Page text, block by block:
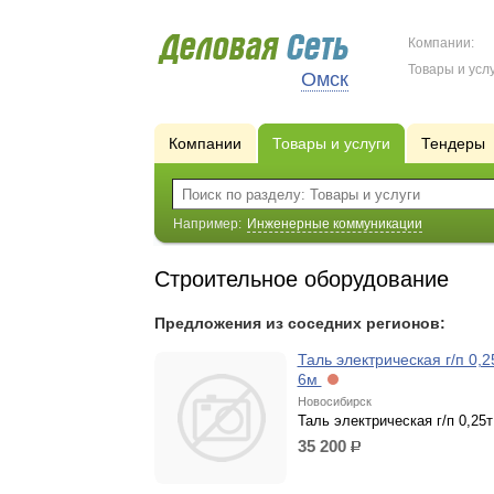
Омск
Компании:
Товары и
Компании Товары и услуги Тендеры
Например: Инженерные коммуникации
Строительное оборудование
Предложения из соседних регионов:
Таль электрическая г/п
6м
Новосибирск
Таль электрическая г/п
35 200 р.